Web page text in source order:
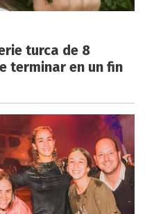
turca de 8
terminar en un fin